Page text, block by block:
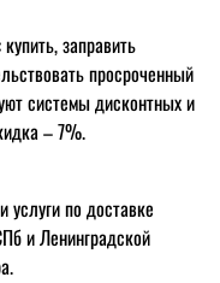
заправить
просроченный
системы дисконтных и
– 7%.
услуги по доставке
и Ленинградской